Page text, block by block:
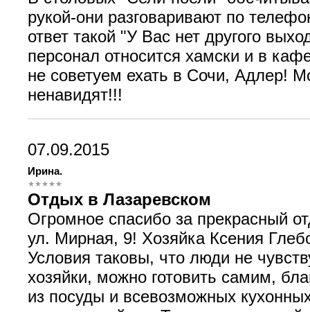
рукой-они разговаривают по
ответ такой "У Вас нет другого
персонал относится хамски и в
не советуем ехать в Сочи, Адлер!
ненавидят!!!
07.09.2015
Ирина.
Отдых в Лазаревском
Огромное спасибо за прекрасный
ул. Мирная, 9! Хозяйка Ксения
Условия таковы, что люди не
хозяйки, можно готовить самим,
из посуды и всевозможных